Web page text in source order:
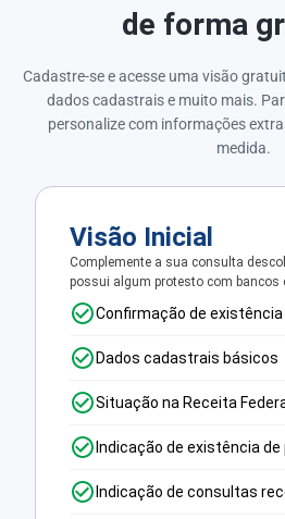
de forma
Cadastre-se e acesse uma visão
dados cadastrais e muito mais.
personalize com informações
medida.
Visão Inicial
Complemente a sua consulta
possui algum protesto com bancos
Confirmação de existência
Dados cadastrais básicos
Situação na Receita
Indicação de existência
Indicação de consultas